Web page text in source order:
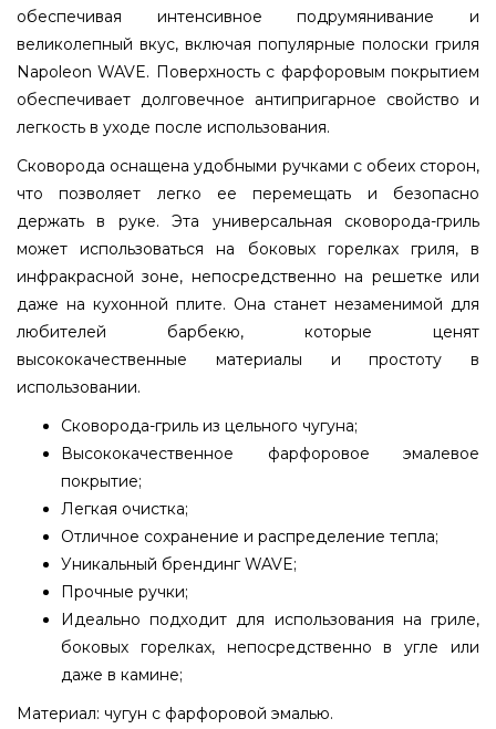
обеспечивая интенсивное подрумянивание и
великолепный вкус, включая популярные полоски гриля
Napoleon WAVE. Поверхность с фарфоровым покрытием
обеспечивает долговечное антипригарное свойство и
легкость в уходе после использования.
Сковорода оснащена удобными ручками с обеих сторон,
что позволяет легко ее перемещать и безопасно
держать в руке. Эта универсальная сковорода-гриль
может использоваться на боковых горелках гриля, в
инфракрасной зоне, непосредственно на решетке или
даже на кухонной плите. Она станет незаменимой для
любителей барбекю, которые ценят
высококачественные материалы и простоту в
использовании.
Сковорода-гриль из цельного чугуна;
Высококачественное фарфоровое эмалевое
покрытие;
Легкая очистка;
Отличное сохранение и распределение тепла;
Уникальный брендинг WAVE;
Прочные ручки;
Идеально подходит для использования на гриле,
боковых горелках, непосредственно в угле или
даже в камине;
Материал: чугун с фарфоровой эмалью.